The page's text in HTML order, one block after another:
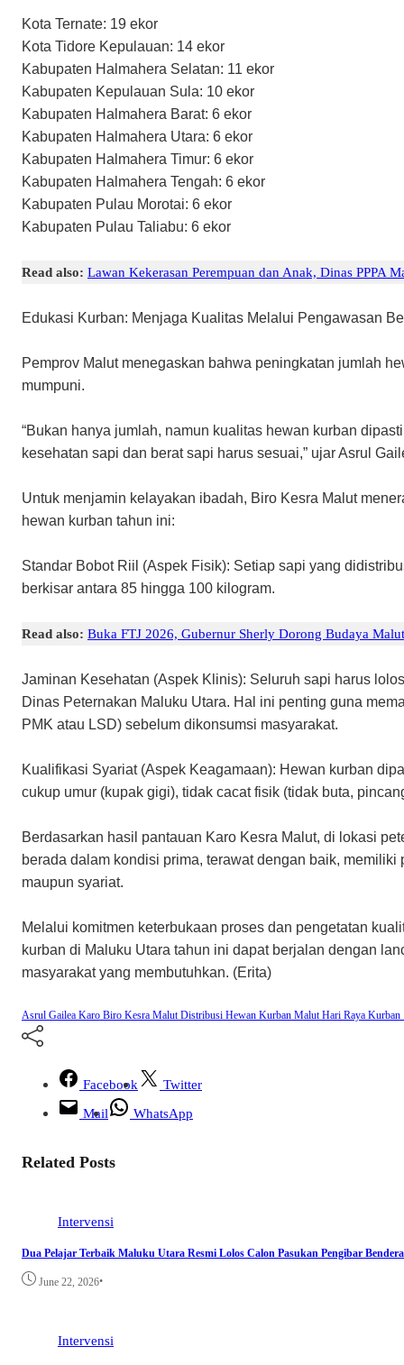
​Kota Ternate: 19 ekor
​Kota Tidore Kepulauan: 14 ekor
​Kabupaten Halmahera Selatan: 11 ekor
​Kabupaten Kepulauan Sula: 10 ekor
​Kabupaten Halmahera Barat: 6 ekor
​Kabupaten Halmahera Utara: 6 ekor
​Kabupaten Halmahera Timur: 6 ekor
​Kabupaten Halmahera Tengah: 6 ekor
​Kabupaten Pulau Morotai: 6 ekor
​Kabupaten Pulau Taliabu: 6 ekor
Read also: Lawan Kekerasan Perempuan dan Anak, Dinas PPPA
​Edukasi Kurban: Menjaga Kualitas Melalui Pengawasan
​Pemprov Malut menegaskan bahwa peningkatan jumlah
mumpuni.
“Bukan hanya jumlah, namun kualitas hewan kurban
kesehatan sapi dan berat sapi harus sesuai,” ujar Asrul
​Untuk menjamin kelayakan ibadah, Biro Kesra Malut
hewan kurban tahun ini:
​Standar Bobot Riil (Aspek Fisik): Setiap sapi yang
berkisar antara 85 hingga 100 kilogram.
Read also: Buka FTJ 2026, Gubernur Sherly Dorong Budaya
​Jaminan Kesehatan (Aspek Klinis): Seluruh sapi harus
Dinas Peternakan Maluku Utara. Hal ini penting guna
PMK atau LSD) sebelum dikonsumsi masyarakat.
​Kualifikasi Syariat (Aspek Keagamaan): Hewan kurban
cukup umur (kupak gigi), tidak cacat fisik (tidak buta,
​Berdasarkan hasil pantauan Karo Kesra Malut, di lokasi
berada dalam kondisi prima, terawat dengan baik,
maupun syariat.
​Melalui komitmen keterbukaan proses dan pengetatan
kurban di Maluku Utara tahun ini dapat berjalan dengan
masyarakat yang membutuhkan. (Erita)
Asrul Gailea Karo Biro Kesra Malut Distribusi Hewan Kurban Malut Hari Raya
Facebook
Twitter
Mail
WhatsApp
Related Posts
Intervensi
Dua Pelajar Terbaik Maluku Utara Resmi Lolos Calon Pasukan Pengibar
June 22, 2026•
Intervensi